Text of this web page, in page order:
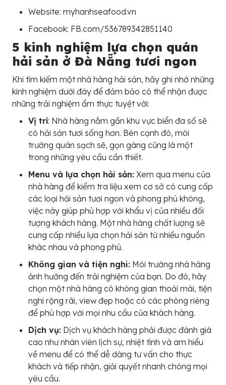
Website: myhanhseafood.vn
Facebook: FB.com/536789342851140
5 kinh nghiệm lựa chọn quán
hải sản ở Đà Nẵng tươi ngon
Khi tìm kiếm một nhà hàng hải sản, hãy ghi nhớ những
kinh nghiệm dưới đây để đảm bảo có thể nhận được
những trải nghiệm ẩm thực tuyệt vời:
Vị trí: Nhà hàng nằm gần khu vực biển đa số sẽ
có hải sản tươi sống hơn. Bên cạnh đó, môi
trường quán sạch sẽ, gọn gàng cũng là một
trong những yêu cầu cần thiết.
Menu và lựa chọn hải sản: Xem qua menu của
nhà hàng để kiểm tra liệu xem cơ sở có cung cấp
các loại hải sản tươi ngon và phong phú không,
việc này giúp phù hợp với khẩu vị của nhiều đối
tượng khách hàng. Một nhà hàng chất lượng sẽ
cung cấp nhiều lựa chọn hải sản từ nhiều nguồn
khác nhau và phong phú.
Không gian và tiện nghi: Môi trường nhà hàng
ảnh hưởng đến trải nghiệm của bạn. Do đó, hãy
chọn một nhà hàng có không gian thoải mái, tiện
nghi rộng rãi, view đẹp hoặc có các phòng riêng
để phù hợp với mọi nhu cầu của khách hàng.
Dịch vụ: Dịch vụ khách hàng phải được đánh giá
cao như nhân viên lịch sự, nhiệt tình và am hiểu
về menu để có thể dễ dàng tư vấn cho thực
khách và tiếp nhận, giải quyết nhanh chóng mọi
yêu cầu.